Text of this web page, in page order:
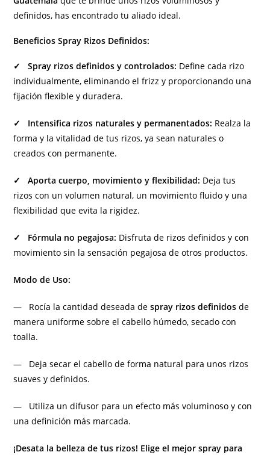
definidos, has encontrado tu aliado ideal.
Beneficios Spray Rizos Definidos:
✓ Spray rizos definidos y controlados: Define cada rizo
individualmente, eliminando el frizz y proporcionando una
fijación flexible y duradera.
✓ Intensifica rizos naturales y permanentados: Realza la
forma y la vitalidad de tus rizos, ya sean naturales o
creados con permanente.
✓ Aporta cuerpo, movimiento y flexibilidad: Deja tus
rizos con un volumen natural, un movimiento fluido y una
flexibilidad que evita la rigidez.
✓ Fórmula no pegajosa: Disfruta de rizos definidos y con
movimiento sin la sensación pegajosa de otros productos.
Modo de Uso:
— Rocía la cantidad deseada despray rizos definidos de
manera uniforme sobre el cabello húmedo, secado con
toalla.
— Deja secar el cabello de forma natural para unos rizos
suaves y definidos.
— Utiliza un difusor para un efecto más voluminoso y con
una definición más marcada.
¡Desata la belleza de tus rizos! Elige el mejor spray para